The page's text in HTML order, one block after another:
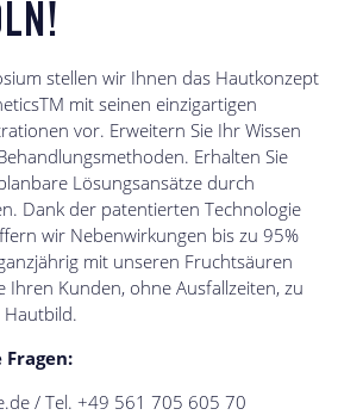
stellen wir Ihnen das Hautkonzept
mit seinen einzigartigen
vor. Erweitern Sie Ihr Wissen
Erhalten Sie
Lösungsansätze durch
Dank der patentierten Technologie
wir Nebenwirkungen bis zu 95%
mit unseren Fruchtsäuren
Ihren Kunden, ohne Ausfallzeiten, zu
/ Tel. +49 561 705 605 70